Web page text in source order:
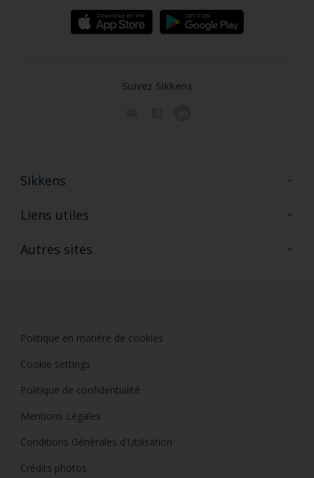
Suivez Sikkens
Sikkens
A propos de Sikkens
Liens utiles
Ouvrir un magasin PASS
Autres sites
Politique en matière de cookies
Cookie settings
Politique de confidentialité
Mentions Légales
Conditions Générales d'Utilisation
Crédits photos